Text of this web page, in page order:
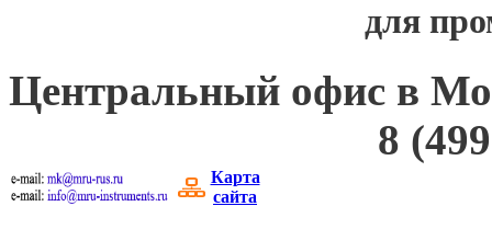
для
Центральный офис в
8
Карта
сайта